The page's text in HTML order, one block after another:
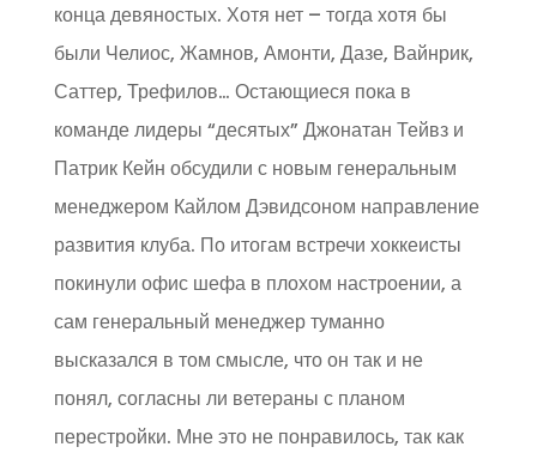
конца девяностых. Хотя нет – тогда хотя бы
были Челиос, Жамнов, Амонти, Дазе, Вайнрик,
Саттер, Трефилов… Остающиеся пока в
команде лидеры “десятых” Джонатан Тейвз и
Патрик Кейн обсудили с новым генеральным
менеджером Кайлом Дэвидсоном направление
развития клуба. По итогам встречи хоккеисты
покинули офис шефа в плохом настроении, а
сам генеральный менеджер туманно
высказался в том смысле, что он так и не
понял, согласны ли ветераны с планом
перестройки. Мне это не понравилось, так как